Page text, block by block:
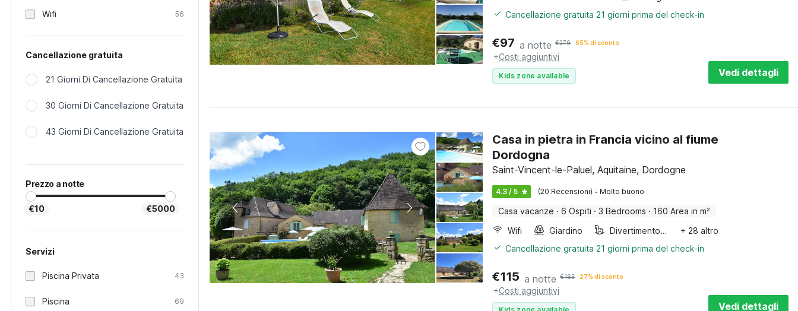
Wifi 56
Cancellazione gratuita
21 Giorni Di Cancellazione Gratuita
30 Giorni Di Cancellazione Gratuita
43 Giorni Di Cancellazione Gratuita
Prezzo a notte
€10 €5000
Servizi
Piscina Privata 43
Piscina 69
Cancellazione gratuita 21 giorni prima del check-in
€97 a notte €279 65% di sconto
+Costi aggiuntivi
Kids zone available Vedi dettagli
Casa in pietra in Francia vicino al fiume
Dordogna
Saint-Vincent-le-Paluel, Aquitaine, Dordogne
4.3 / 5 (20 Recensioni) · Molto buono
Casa vacanze · 6 Ospiti · 3 Bedrooms · 160 Area in m²
Wifi
Giardino Divertimento per bambini
+ 28 altro
Cancellazione gratuita 21 giorni prima del check-in
€115 a notte €163 27% di sconto
+Costi aggiuntivi
Vedi dettagli